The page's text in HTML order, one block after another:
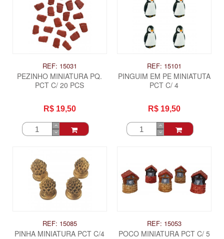
REF: 15031
PEZINHO MINIATURA PQ.
PCT C/ 20 PCS
R$ 19,50
REF: 15101
PINGUIM EM PE MINIATUTA
PCT C/ 4
R$ 19,50
REF: 15085
PINHA MINIATURA PCT C/4
REF: 15053
POCO MINIATURA PCT C/ 5